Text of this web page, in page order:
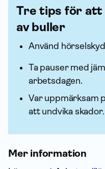
Tre tips för att
av buller
Använd
Ta pauser med
arbetsdagen.
Var uppmärksam
att undvika skador.
Mer infor­mation